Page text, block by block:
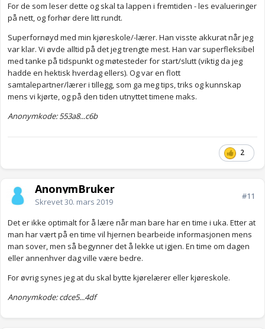
For de som leser dette og skal ta lappen i fremtiden - les evalueringer
på nett, og forhør dere litt rundt.
Superfornøyd med min kjøreskole/-lærer. Han visste akkurat når jeg
var klar. Vi øvde alltid på det jeg trengte mest. Han var superfleksibel
med tanke på tidspunkt og møtesteder for start/slutt (viktig da jeg
hadde en hektisk hverdag ellers). Og var en flott
samtalepartner/lærer i tillegg, som ga meg tips, triks og kunnskap
mens vi kjørte, og på den tiden utnyttet timene maks.
Anonymkode: 553a8...c6b
2
AnonymBruker
Skrevet30. mars 2019
#11
Det er ikke optimalt for å lære når man bare har en time i uka. Etter at
man har vært på en time vil hjernen bearbeide informasjonen mens
man sover, men så begynner det å lekke ut igjen. En time om dagen
eller annenhver dag ville være bedre.
For øvrig synes jeg at du skal bytte kjørelærer eller kjøreskole.
Anonymkode: cdce5...4df